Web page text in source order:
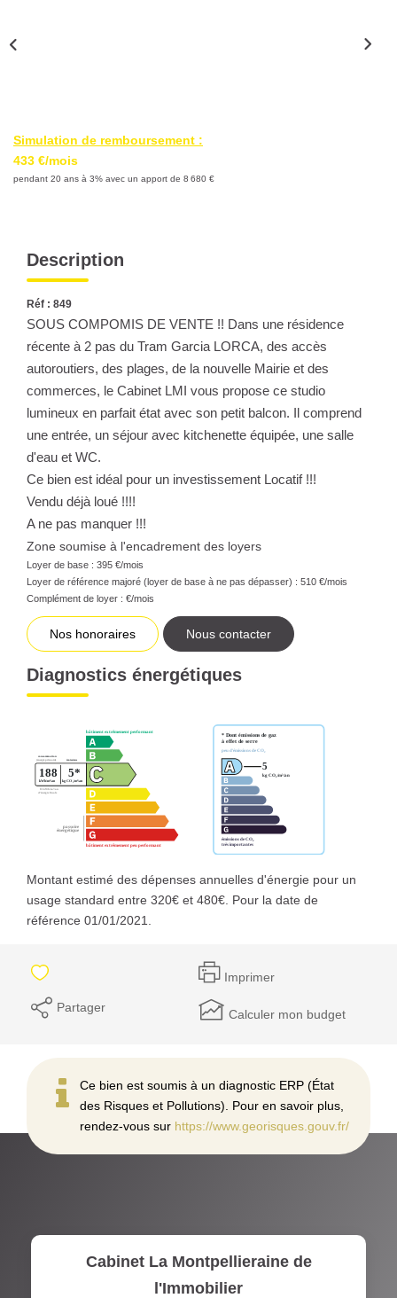
Simulation de remboursement :
433 €/mois
pendant 20 ans à 3% avec un apport de 8 680 €
Description
Réf : 849
SOUS COMPOMIS DE VENTE !! Dans une résidence
récente à 2 pas du Tram Garcia LORCA, des accès
autoroutiers, des plages, de la nouvelle Mairie et des
commerces, le Cabinet LMI vous propose ce studio
lumineux en parfait état avec son petit balcon. Il comprend
une entrée, un séjour avec kitchenette équipée, une salle
d'eau et WC.
Ce bien est idéal pour un investissement Locatif !!!
Vendu déjà loué !!!!
A ne pas manquer !!!
Zone soumise à l'encadrement des loyers
Loyer de base : 395 €/mois
Loyer de référence majoré (loyer de base à ne pas dépasser) : 510 €/mois
Complément de loyer : €/mois
Nos honoraires Nous contacter
Diagnostics énergétiques
Montant estimé des dépenses annuelles d'énergie pour un
usage standard entre 320€ et 480€. Pour la date de
référence 01/01/2021.
Imprimer
Partager Calculer mon budget
Ce bien est soumis à un diagnostic ERP (État
des Risques et Pollutions). Pour en savoir plus,
rendez-vous sur https://www.georisques.gouv.fr/
Cabinet La Montpellieraine de
l'Immobilier